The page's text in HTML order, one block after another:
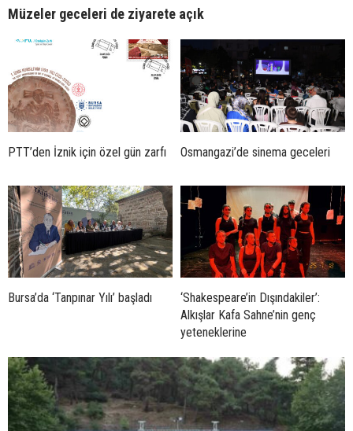
Müzeler geceleri de ziyarete açık
PTT’den İznik için özel gün zarfı Osmangazi’de sinema geceleri
Bursa’da ‘Tanpınar Yılı’ başladı
‘Shakespeare’in Dışındakiler’:
Alkışlar Kafa Sahne’nin genç
yeteneklerine